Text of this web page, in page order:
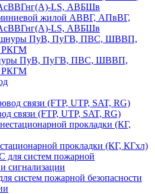
жилой АВВГ, АПвВГ,
LS, АВБШв
ПуВ, ПуГВ, ПВС, ШВВП,
связи (FTP, UTP, SAT, RG)
прокладки (КГ, КГхл)
систем пожарной безопасности